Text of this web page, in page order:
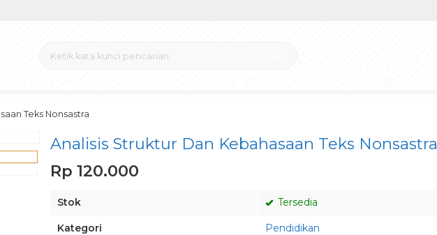
Teks Nonsastra
Analisis Struktur Dan Kebahasaan Teks Nonsastra
Rp 120.000
Stok Tersedia
Kategori Pendidikan